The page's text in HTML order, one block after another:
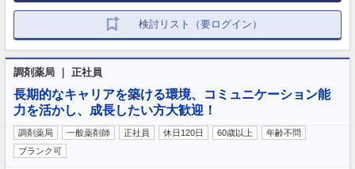
検討リスト（要ログイン）
調剤薬局 ｜ 正社員
長期的なキャリアを築ける環境、コミュニケーション能
力を活かし、成長したい方大歓迎！
調剤薬局 一般薬剤師 正社員 休日120日 60歳以上
年齢不問
ブランク可